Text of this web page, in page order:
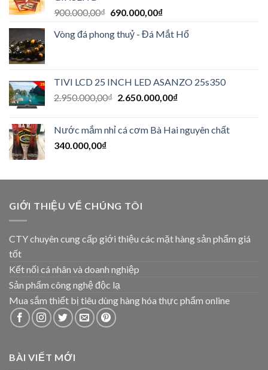
900.000,00₫ 690.000,00₫
Vòng đá phong thuỷ - Đá Mắt Hổ
TIVI LCD 25 INCH LED ASANZO 25s350
2.950.000,00₫ 2.650.000,00₫
Nước mắm nhỉ cá cơm Bà Hai nguyên chất
340.000,00₫
GIỚI THIỆU VỂ CHÚNG TÔI
CTY chuyên cung cấp giới thiệu các mặt hàng sản phẩm giá
tốt
Kết nối cá nhân và doanh nghiệp
Sản phẩm công nghệ độc lạ
Mua sắm thiết bị tiêu dùng hàng hóa thực phẩm online
BÀI VIẾT MỚI